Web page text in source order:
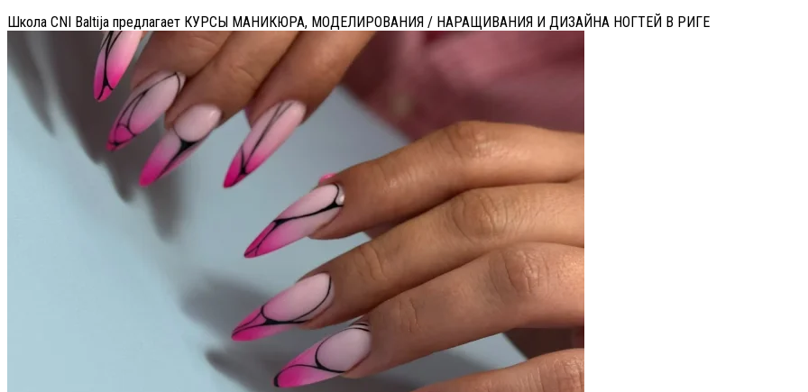
Школа CNI Baltija предлагает КУРСЫ МАНИКЮРА, МОДЕЛИРОВАНИЯ / НАРАЩИВАНИЯ И ДИЗАЙНА НОГТЕЙ В РИГЕ